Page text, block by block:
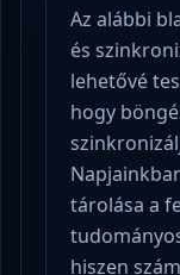
Az alábbi
és
lehetővé
hogy
tárolása a
hiszen